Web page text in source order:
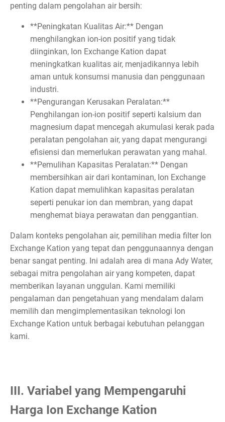
penting dalam pengolahan air bersih:
**Peningkatan Kualitas Air:** Dengan
menghilangkan ion-ion positif yang tidak
diinginkan, Ion Exchange Kation dapat
meningkatkan kualitas air, menjadikannya lebih
aman untuk konsumsi manusia dan penggunaan
industri.
**Pengurangan Kerusakan Peralatan:**
Penghilangan ion-ion positif seperti kalsium dan
magnesium dapat mencegah akumulasi kerak pada
peralatan pengolahan air, yang dapat mengurangi
efisiensi dan memerlukan perawatan yang mahal.
**Pemulihan Kapasitas Peralatan:** Dengan
membersihkan air dari kontaminan, Ion Exchange
Kation dapat memulihkan kapasitas peralatan
seperti penukar ion dan membran, yang dapat
menghemat biaya perawatan dan penggantian.
Dalam konteks pengolahan air, pemilihan media filter Ion
Exchange Kation yang tepat dan penggunaannya dengan
benar sangat penting. Ini adalah area di mana Ady Water,
sebagai mitra pengolahan air yang kompeten, dapat
memberikan layanan unggulan. Kami memiliki
pengalaman dan pengetahuan yang mendalam dalam
memilih dan mengimplementasikan teknologi Ion
Exchange Kation untuk berbagai kebutuhan pelanggan
kami.
III. Variabel yang Mempengaruhi
Harga Ion Exchange Kation